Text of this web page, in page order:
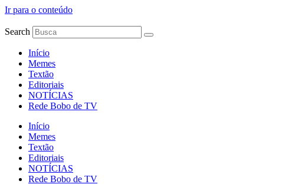
Ir para o conteúdo
Search
Início
Memes
Textão
Editoriais
NOTÍCIAS
Rede Bobo de TV
Início
Memes
Textão
Editoriais
NOTÍCIAS
Rede Bobo de TV